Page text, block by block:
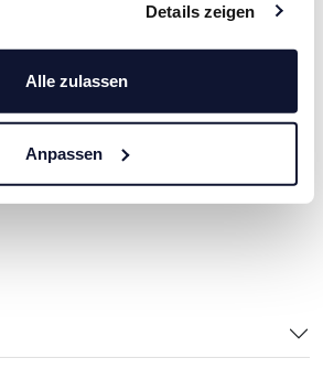
Details zeigen
Alle zulassen
Anpassen